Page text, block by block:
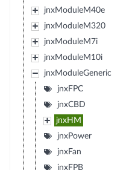
jnxModuleM40e
jnxModuleM320
jnxModuleM7i
jnxModuleM10i
jnxModuleGeneric
jnxFPC
jnxCBD
jnxHM
jnxPower
jnxFan
jnxFPB